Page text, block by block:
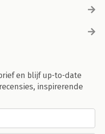
en blijf up-to-date
inspirerende